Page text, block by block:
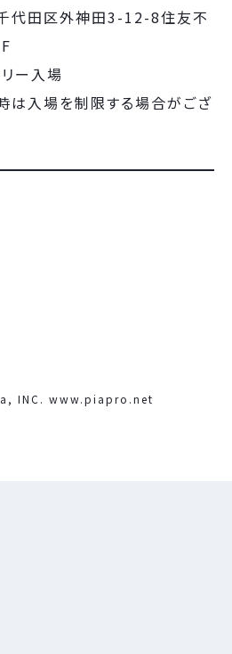
外神田3-12-8住友不
ー入場
制限する場合がござ
。
INC. www.piapro.net